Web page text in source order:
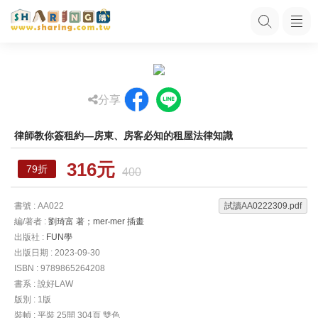
分享
律師教你簽租約—房東、房客必知的租屋法律知識
79折 316元 400
書號 : AA022
編/著者 : 劉琦富 著；mer‧mer 插畫
出版社 : FUN學
出版日期 : 2023-09-30
ISBN : 9789865264208
書系 : 說好LAW
版別 : 1版
裝幀 : 平裝 25開 304頁 雙色
試讀AA0222309.pdf